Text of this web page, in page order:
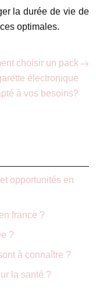
la durée de vie de
optimales.
choisir un pack
électronique
à vos besoins?
opportunités en
france ?
?
à connaître ?
la santé ?